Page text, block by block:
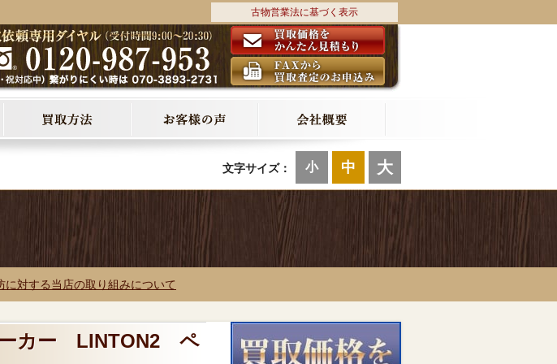
古物営業法に基づく表示
文字サイズ： 小 中 大
に対する当店の取り組みについて
ーカー LINTON2 ペ